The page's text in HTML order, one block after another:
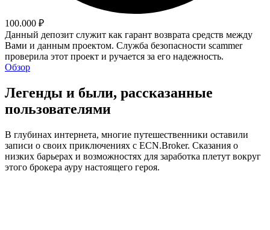
100.000 ₽
Данный депозит служит как гарант возврата средств между
Вами и данным проектом. Служба безопасности scammer
проверила этот проект и ручается за его надежность.
Обзор
Легенды и были, рассказанные
пользователями
В глубинах интернета, многие путешественники оставили
записи о своих приключениях с ECN.Broker. Сказания о
низких барьерах и возможностях для заработка плетут вокруг
этого брокера ауру настоящего героя.